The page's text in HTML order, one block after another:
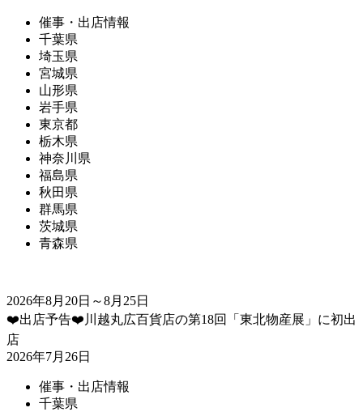
催事・出店情報
千葉県
埼玉県
宮城県
山形県
岩手県
東京都
栃木県
神奈川県
福島県
秋田県
群馬県
茨城県
青森県
2026年8月20日～8月25日
❤️出店予告❤️川越丸広百貨店の第18回「東北物産展」に初出
店
2026年7月26日
催事・出店情報
千葉県